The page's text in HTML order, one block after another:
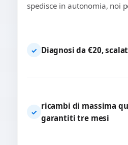
spedisce in autonomia, noi
✓ Diagnosi da €20,
✓
ricambi di massima
garantiti tre mesi